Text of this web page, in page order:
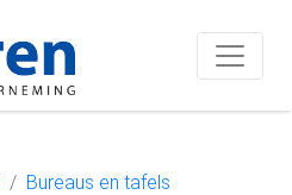
Bureaus en tafels